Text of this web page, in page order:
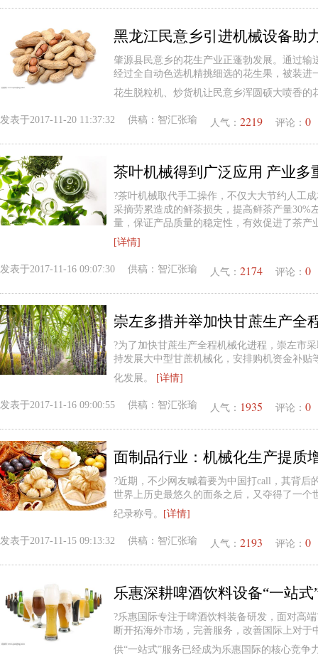
黑龙江民意乡引进机械设备助
肇源县民意乡的花生产业正蓬勃发展。通过
经过全自动色选机精挑细选的花生果，被装
花生脱粒机、炒货机让民意乡浑圆硕大喷香的
发表于2017-11-20 11:37:32 供稿： 智汇张瑜 人气： 2219 评论： 0
茶叶机械得到广泛应用 产业多
?茶叶机械取代手工操作，不仅大大节约人工
采摘劳累造成的鲜茶损失，提高鲜茶产量30%
量，保证产品质量的稳定性，有效促进了茶产
[详情]
发表于2017-11-16 09:07:30 供稿： 智汇张瑜 人气： 2174 评论： 0
崇左多措并举加快甘蔗生产全
?为了加快甘蔗生产全程机械化进程，崇左市
持发展大中型甘蔗机械化，安排购机资金补贴
化发展。
[详情]
发表于2017-11-16 09:00:55 供稿： 智汇张瑜 人气： 1935 评论： 0
面制品行业：机械化生产提质
?近期，不少网友喊着要为中国打call，其背后
世界上历史最悠久的面条之后，又夺得了一
纪录称号。
[详情]
发表于2017-11-15 09:13:32 供稿： 智汇张瑜 人气： 2193 评论： 0
乐惠深耕啤酒饮料设备“一站
?乐惠国际专注于啤酒饮料装备研发，面对高
断开拓海外市场，完善服务，改善国际上对
供“一站式”服务已经成为乐惠国际的核心竞争